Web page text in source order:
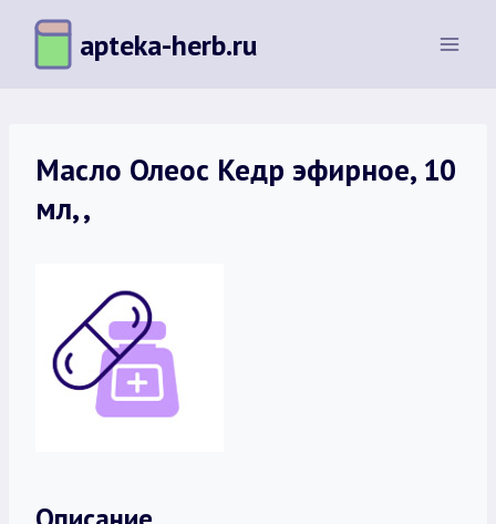
Перейти
содержимому
apteka-herb.ru
Масло Олеос Кедр эфирное, 10
мл, ,